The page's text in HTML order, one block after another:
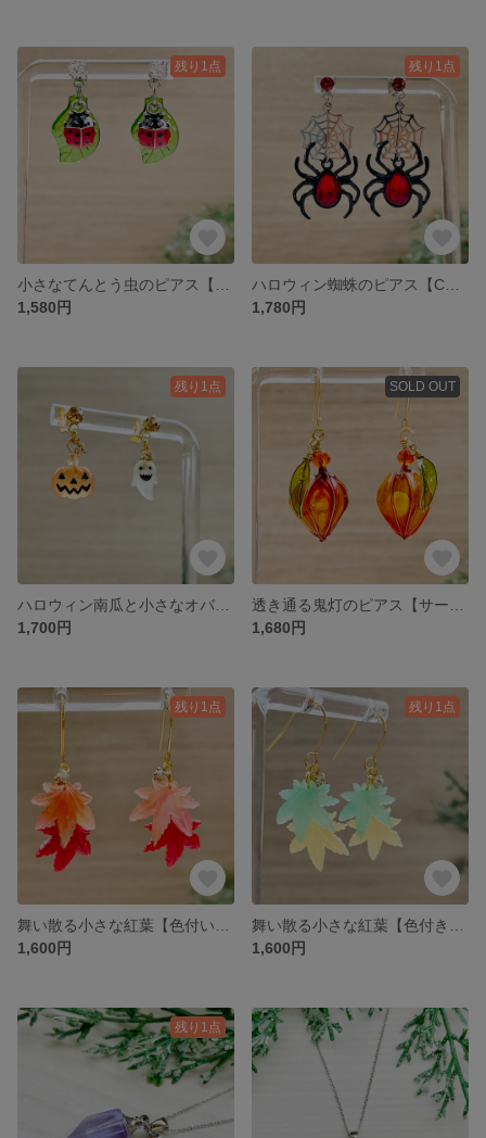
残り1点
1,580円
残り1点
1,780円
残り1点
1,700円
SOLD OUT
1,680円
残り1点
1,600円
残り1点
1,600円
残り1点